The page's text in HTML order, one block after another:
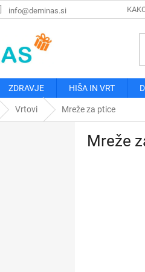
info@deminas.si
ZDRAVJE HIŠA IN VRT
Vrtovi Mreže za ptice
Mreže